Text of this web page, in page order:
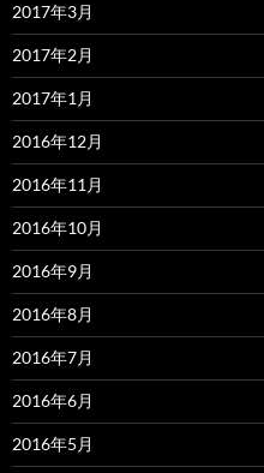
2017年3月
2017年2月
2017年1月
2016年12月
2016年11月
2016年10月
2016年9月
2016年8月
2016年7月
2016年6月
2016年5月